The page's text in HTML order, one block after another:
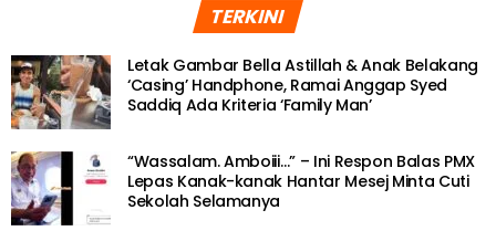
TERKINI
Letak Gambar Bella Astillah & Anak Belakang
‘Casing’ Handphone, Ramai Anggap Syed
Saddiq Ada Kriteria ‘Family Man’
“Wassalam. Amboiii…” – Ini Respon Balas PMX
Lepas Kanak-kanak Hantar Mesej Minta Cuti
Sekolah Selamanya